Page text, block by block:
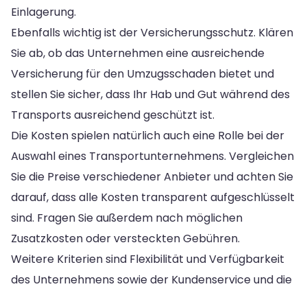
Einlagerung.
Ebenfalls wichtig ist der Versicherungsschutz. Klären
Sie ab, ob das Unternehmen eine ausreichende
Versicherung für den Umzugsschaden bietet und
stellen Sie sicher, dass Ihr Hab und Gut während des
Transports ausreichend geschützt ist.
Die Kosten spielen natürlich auch eine Rolle bei der
Auswahl eines Transportunternehmens. Vergleichen
Sie die Preise verschiedener Anbieter und achten Sie
darauf, dass alle Kosten transparent aufgeschlüsselt
sind. Fragen Sie außerdem nach möglichen
Zusatzkosten oder versteckten Gebühren.
Weitere Kriterien sind Flexibilität und Verfügbarkeit
des Unternehmens sowie der Kundenservice und die